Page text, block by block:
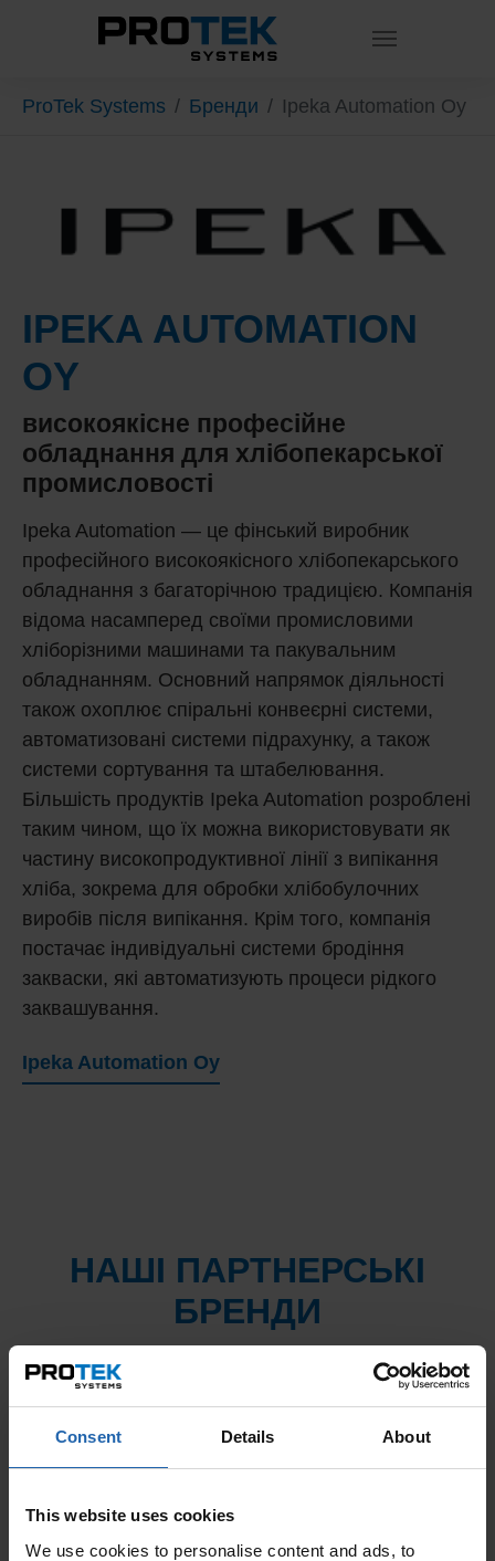
Consent Details About
This website uses cookies
We use cookies to personalise content and ads, to
Skip to main content
You are here:
ProTek Systems Бренди Ipeka Automation Oy
IPEKA AUTOMATION
OY
високоякісне професійне
обладнання для хлібопекарської
промисловості
Ipeka Automation — це фінський виробник
професійного високоякісного хлібопекарського
обладнання з багаторічною традицією. Компанія
відома насамперед своїми промисловими
хліборізними машинами та пакувальним
обладнанням. Основний напрямок діяльності
також охоплює спіральні конвеєрні системи,
автоматизовані системи підрахунку, а також
системи сортування та штабелювання.
Більшість продуктів Ipeka Automation розроблені
таким чином, що їх можна використовувати як
частину високопродуктивної лінії з випікання
хліба, зокрема для обробки хлібобулочних
виробів після випікання. Крім того, компанія
постачає індивідуальні системи бродіння
закваски, які автоматизують процеси рідкого
заквашування.
Ipeka Automation Oy
НАШІ ПАРТНЕРСЬКІ
БРЕНДИ